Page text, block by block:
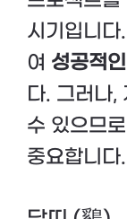
시기입니
여 성공적
다. 그러나,
수 있으므
중요합니다.